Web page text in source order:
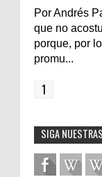
Por Andrés
que no
porque, por
promu...
1
SIGA